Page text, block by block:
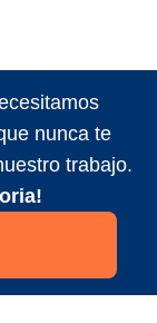
nunca te
trabajo.